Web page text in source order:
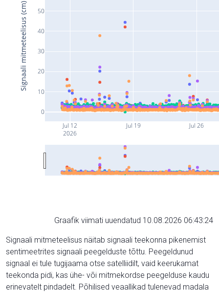
Jul 12
2026
Jul 19 Jul 26
0
10
20
30
40
50
Signaali mitmeteelisus (cm)
Graafik viimati uuendatud 10.08.2026 06:43:24
Signaali mitmeteelisus näitab signaali teekonna pikenemist
sentimeetrites signaali peegelduste tõttu. Peegeldunud
signaal ei tule tugijaama otse satelliidilt, vaid keerukamat
teekonda pidi, kas ühe- või mitmekordse peegelduse kaudu
erinevatelt pindadelt. Põhilised veaallikad tulenevad madala